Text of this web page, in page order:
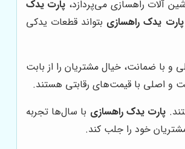
آلات راهسازی می‌پردازد، پارت یدک
پارت یدک راهسازی بتواند قطعات یدکی
و با ضمانت، خیال مشتریان را از بابت
و اصلی با قیمت‌های رقابتی هستند.
پارت یدک راهسازی با سال‌ها تجربه
خود را جلب کند.